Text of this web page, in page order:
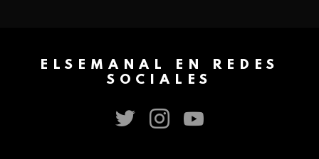
ELSEMANAL EN REDES
SOCIALES